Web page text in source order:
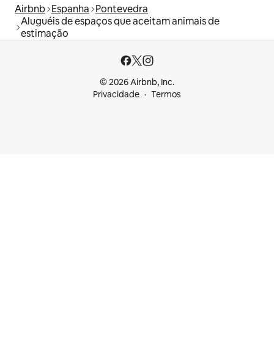
Airbnb Espanha Pontevedra
Aluguéis de espaços que aceitam animais de
estimação
© 2026 Airbnb, Inc.
Privacidade
Termos